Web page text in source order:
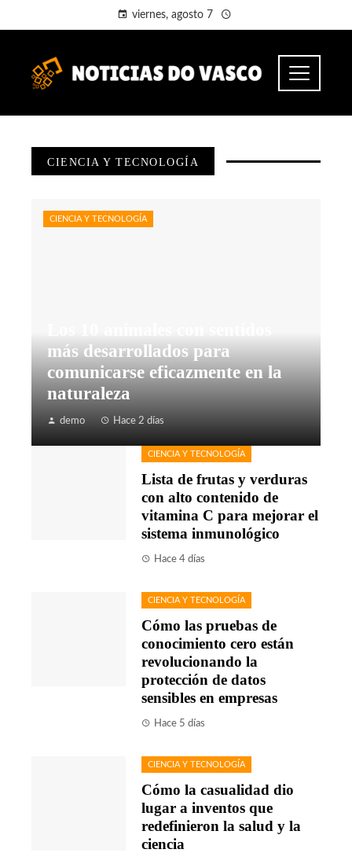
viernes, agosto 7
CIENCIA Y TECNOLOGÍA
más desarrollados para
comunicarse eficazmente en la
naturaleza
demo Hace 2 días
CIENCIA Y TECNOLOGÍA
CIENCIA Y TECNOLOGÍA
Lista de frutas y verduras
con alto contenido de
vitamina C para mejorar el
sistema inmunológico
Hace 4 días
CIENCIA Y TECNOLOGÍA
Cómo las pruebas de
conocimiento cero están
revolucionando la
protección de datos
sensibles en empresas
Hace 5 días
CIENCIA Y TECNOLOGÍA
Cómo la casualidad dio
lugar a inventos que
redefinieron la salud y la
ciencia